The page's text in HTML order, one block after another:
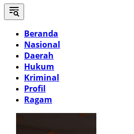
Beranda
Nasional
Daerah
Hukum
Kriminal
Profil
Ragam